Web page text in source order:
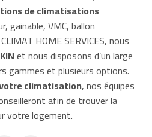
de climatisations
gainable, VMC, ballon
HOME SERVICES, nous
et nous disposons d’un large
gammes et plusieurs options.
climatisation, nos équipes
afin de trouver la
votre logement.